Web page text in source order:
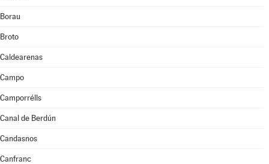
Borau
Broto
Caldearenas
Campo
Camporrélls
Canal de Berdún
Candasnos
Canfranc